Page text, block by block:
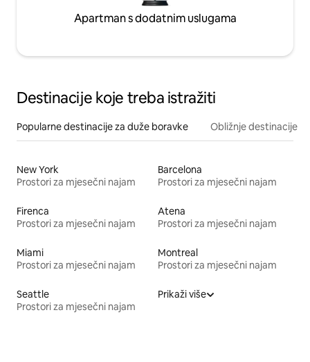
Apartman s dodatnim uslugama
Destinacije koje treba istražiti
Popularne destinacije za duže boravke Obližnje destinacije
New York
Prostori za mjesečni najam
Barcelona
Prostori za mjesečni najam
Firenca
Prostori za mjesečni najam
Atena
Prostori za mjesečni najam
Miami
Prostori za mjesečni najam
Montreal
Prostori za mjesečni najam
Seattle
Prostori za mjesečni najam
Prikaži više